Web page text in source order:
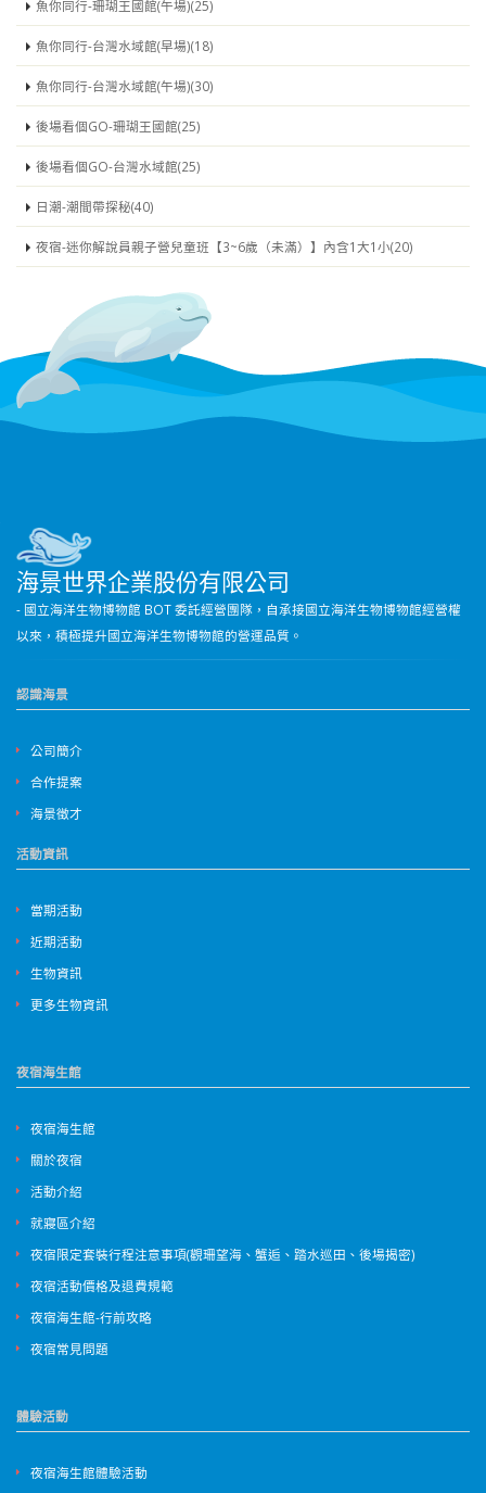
魚你同行-珊瑚王國館(午場)(25)
魚你同行-台灣水域館(早場)(18)
魚你同行-台灣水域館(午場)(30)
後場看個GO-珊瑚王國館(25)
後場看個GO-台灣水域館(25)
日潮-潮間帶探秘(40)
夜宿-迷你解說員親子營兒童班【3~6歲（未滿）】內含1大1小(20)
海景世界企業股份有限公司
- 國立海洋生物博物館 BOT 委託經營團隊，自承接國立海洋生物博物館經營權
以來，積極提升國立海洋生物博物館的營運品質。
認識海景
公司簡介
合作提案
海景徵才
活動資訊
當期活動
近期活動
生物資訊
更多生物資訊
夜宿海生館
夜宿海生館
關於夜宿
活動介紹
就寢區介紹
夜宿限定套裝行程注意事項(觀珊望海、蟹逅、踏水巡田、後場揭密)
夜宿活動價格及退費規範
夜宿海生館-行前攻略
夜宿常見問題
體驗活動
夜宿海生館體驗活動